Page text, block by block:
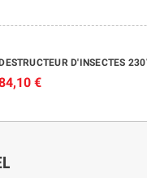
D'INSECTES
€